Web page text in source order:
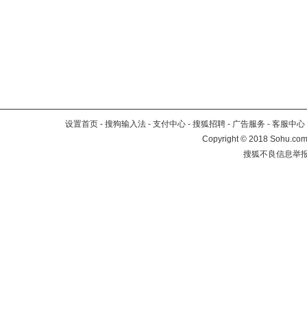
设置首页 - 搜狗输入法 - 支付中心 - 搜狐招聘 - 广告服务 - 客服中心
Copyright©2018
搜狐不良信息举